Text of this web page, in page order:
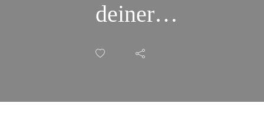
deiner
Kraft
Präsenz -